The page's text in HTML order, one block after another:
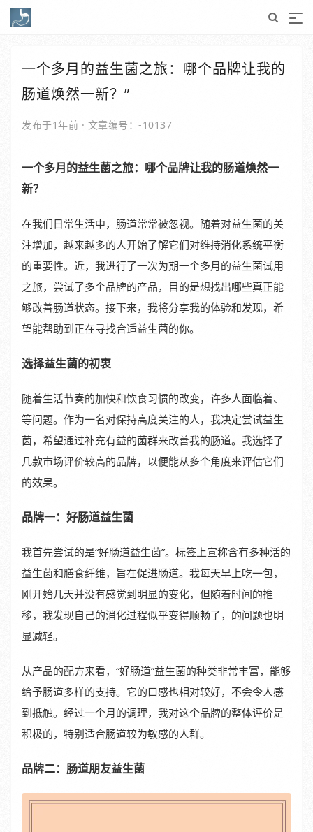
一个多月的益生菌之旅：哪个品牌让我的
肠道焕然一新？”
发布于1年前 · 文章编号：-10137
一个多月的益生菌之旅：哪个品牌让我的肠道焕然一
新？
在我们日常生活中，肠道常常被忽视。随着对益生菌的关
注增加，越来越多的人开始了解它们对维持消化系统平衡
的重要性。近，我进行了一次为期一个多月的益生菌试用
之旅，尝试了多个品牌的产品，目的是想找出哪些真正能
够改善肠道状态。接下来，我将分享我的体验和发现，希
望能帮助到正在寻找合适益生菌的你。
选择益生菌的初衷
随着生活节奏的加快和饮食习惯的改变，许多人面临着、
等问题。作为一名对保持高度关注的人，我决定尝试益生
菌，希望通过补充有益的菌群来改善我的肠道。我选择了
几款市场评价较高的品牌，以便能从多个角度来评估它们
的效果。
品牌一：好肠道益生菌
我首先尝试的是“好肠道益生菌”。标签上宣称含有多种活的
益生菌和膳食纤维，旨在促进肠道。我每天早上吃一包，
刚开始几天并没有感觉到明显的变化，但随着时间的推
移，我发现自己的消化过程似乎变得顺畅了，的问题也明
显减轻。
从产品的配方来看，“好肠道”益生菌的种类非常丰富，能够
给予肠道多样的支持。它的口感也相对较好，不会令人感
到抵触。经过一个月的调理，我对这个品牌的整体评价是
积极的，特别适合肠道较为敏感的人群。
品牌二：肠道朋友益生菌